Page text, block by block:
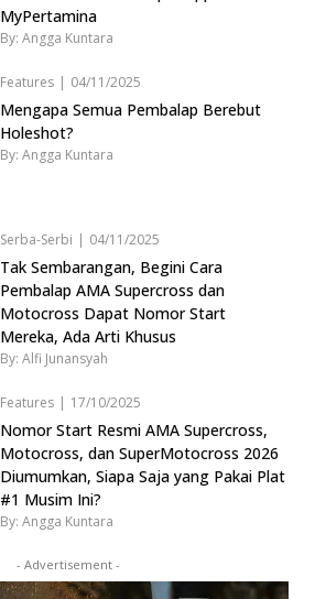
MyPertamina
By: Angga Kuntara
Features | 04/11/2025
Mengapa Semua Pembalap Berebut
Holeshot?
By: Angga Kuntara
Serba-Serbi | 04/11/2025
Tak Sembarangan, Begini Cara
Pembalap AMA Supercross dan
Motocross Dapat Nomor Start
Mereka, Ada Arti Khusus
By: Alfi Junansyah
Features | 17/10/2025
Nomor Start Resmi AMA Supercross,
Motocross, dan SuperMotocross 2026
Diumumkan, Siapa Saja yang Pakai Plat
#1 Musim Ini?
By: Angga Kuntara
- Advertisement -